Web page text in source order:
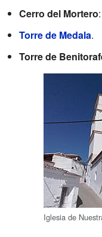
Cerro del Mortero
Torre de Medala.
Torre de
Iglesia de